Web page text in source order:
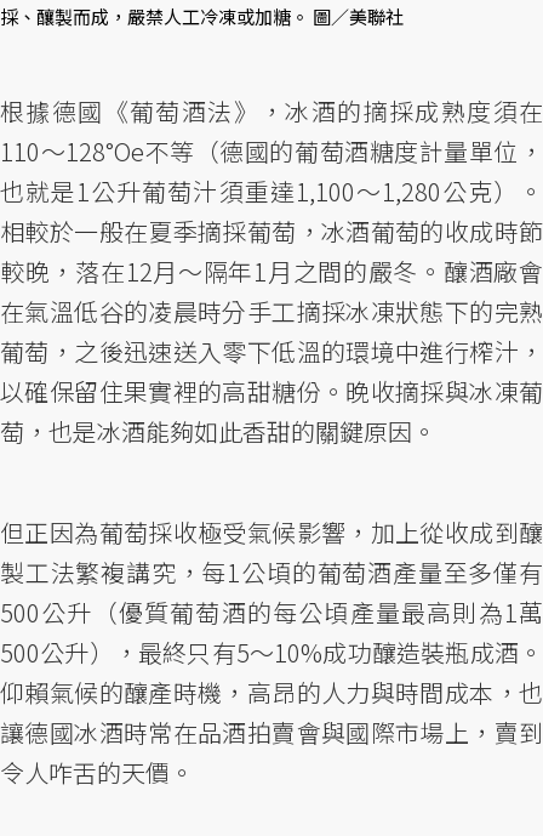
採、釀製而成，嚴禁人工冷凍或加糖。 圖／美聯社
根據德國《葡萄酒法》，冰酒的摘採成熟度須在
110～128°Oe不等（德國的葡萄酒糖度計量單位，
也就是1公升葡萄汁須重達1,100～1,280公克）。
相較於一般在夏季摘採葡萄，冰酒葡萄的收成時節
較晚，落在12月～隔年1月之間的嚴冬。釀酒廠會
在氣溫低谷的凌晨時分手工摘採冰凍狀態下的完熟
葡萄，之後迅速送入零下低溫的環境中進行榨汁，
以確保留住果實裡的高甜糖份。晚收摘採與冰凍葡
萄，也是冰酒能夠如此香甜的關鍵原因。
但正因為葡萄採收極受氣候影響，加上從收成到釀
製工法繁複講究，每1公頃的葡萄酒產量至多僅有
500公升（優質葡萄酒的每公頃產量最高則為1萬
500公升），最終只有5～10%成功釀造裝瓶成酒。
仰賴氣候的釀產時機，高昂的人力與時間成本，也
讓德國冰酒時常在品酒拍賣會與國際市場上，賣到
令人咋舌的天價。